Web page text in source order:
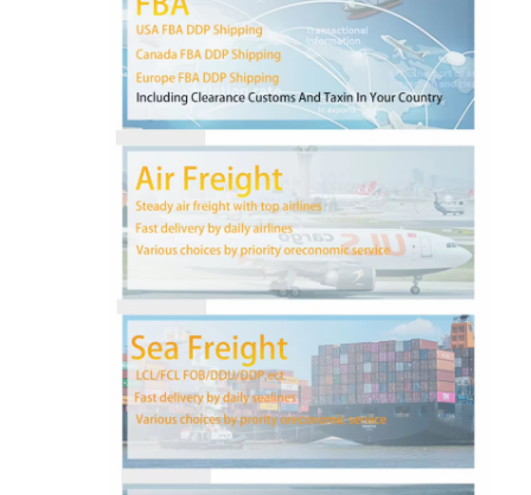
محصولات
دربارهی ما
کنترل کیفیت
تماس با ما
حالا حرف بزن
حمل و نقل بین المللی
حمل و نقل حمل و نقل هوایی